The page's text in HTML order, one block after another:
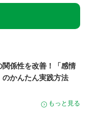
係性を改善！「感情
かんたん実践方法
もっと見る